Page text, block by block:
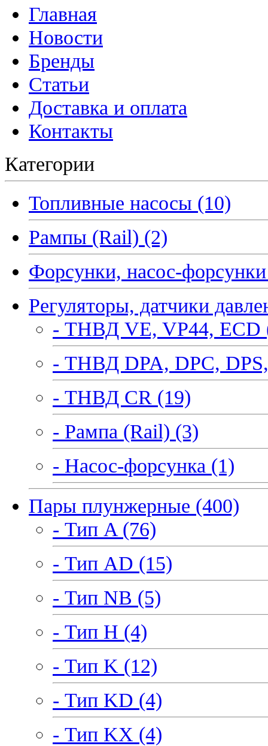
Главная
Новости
Бренды
Статьи
Доставка и оплата
Контакты
Категории
Топливные насосы (10)
Рампы (Rail) (2)
Форсунки, насос-
Регуляторы, датчики
- ТНВД VE, VP44, ECD
- ТНВД DPA, DPC,
- ТНВД CR (19)
- Рампа (Rail) (3)
- Насос-форсунка (1)
Пары плунжерные (400)
- Тип A (76)
- Тип AD (15)
- Тип NB (5)
- Тип H (4)
- Тип K (12)
- Тип KD (4)
- Тип KX (4)